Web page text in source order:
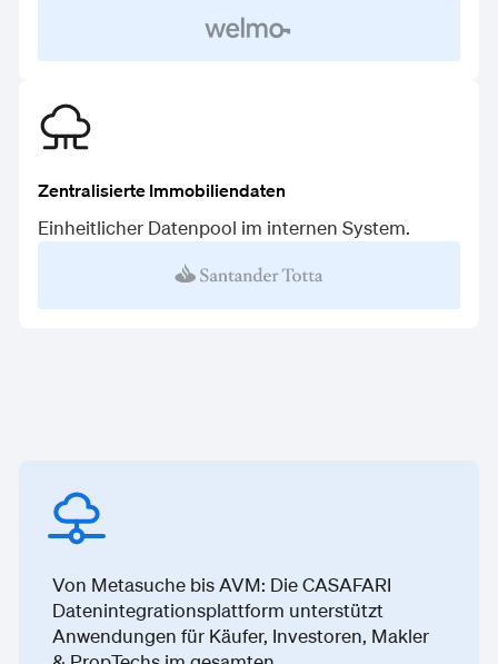
Zentralisierte Immobiliendaten
Einheitlicher Datenpool im internen System.
Von Metasuche bis AVM: Die CASAFARI
Datenintegrationsplattform unterstützt
Anwendungen für Käufer, Investoren, Makler